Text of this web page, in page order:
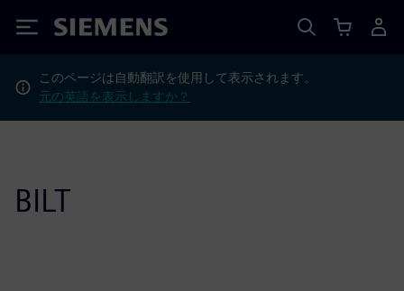
Siemens
このページは自動翻訳を使用して表示されます。
元の英語を表示しますか？
BILT